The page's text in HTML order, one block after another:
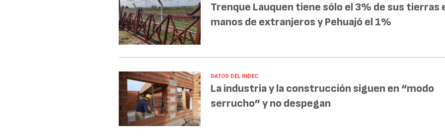
Trenque Lauquen tiene sólo el 3% de sus tierras
manos de extranjeros y Pehuajó el 1%
DATOS DEL INDEC
La industria y la construcción siguen en “modo
serrucho” y no despegan